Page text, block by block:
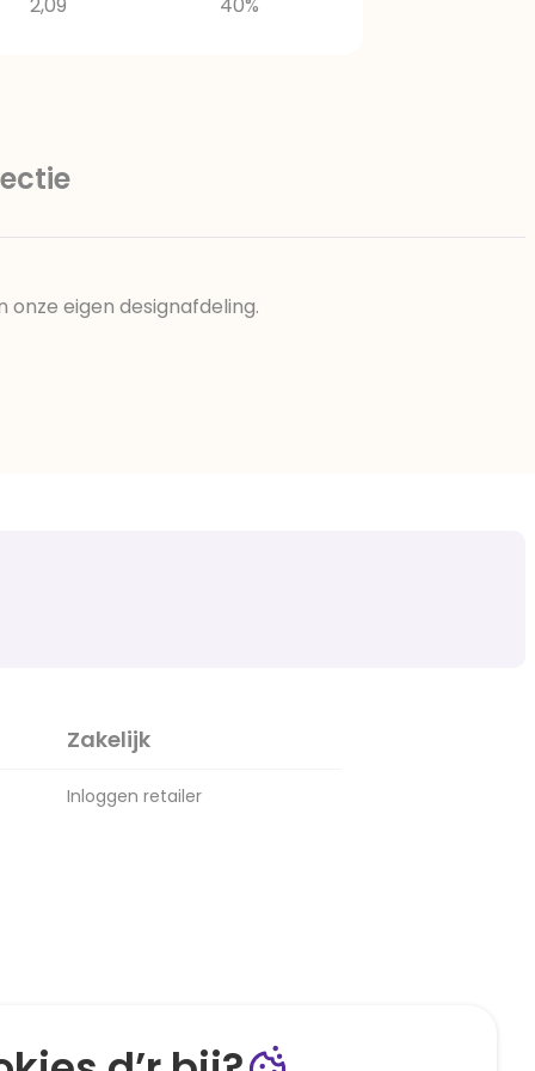
eigen designafdeling.
Zakelijk
Inloggen retailer